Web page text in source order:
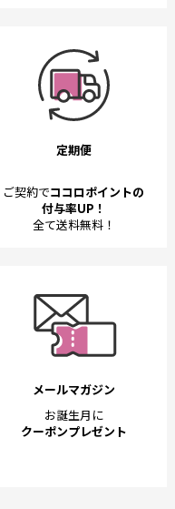
定期便
ご契約でココロポイントの
付与率UP！
全て送料無料！
メールマガジン
お誕生月に
クーポンプレゼント